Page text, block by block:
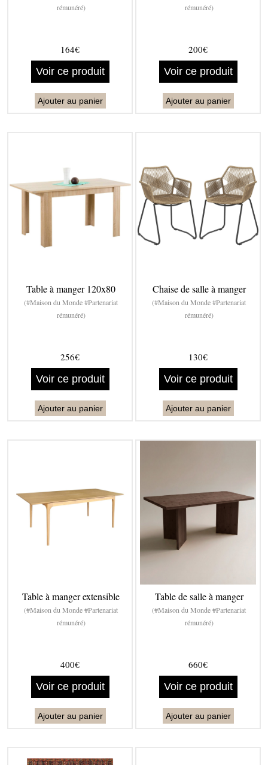
rémunéré)
164€
Voir ce produit
Ajouter au panier
rémunéré)
200€
Voir ce produit
Ajouter au panier
Table à manger 120x80
(#Maison du Monde #Partenariat
rémunéré)
256€
Voir ce produit
Ajouter au panier
Chaise de salle à manger
(#Maison du Monde #Partenariat
rémunéré)
130€
Voir ce produit
Ajouter au panier
Table à manger extensible
(#Maison du Monde #Partenariat
rémunéré)
400€
Voir ce produit
Ajouter au panier
Table de salle à manger
(#Maison du Monde #Partenariat
rémunéré)
660€
Voir ce produit
Ajouter au panier